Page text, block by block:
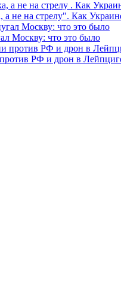
а не на стрелу". Как
Москву: что это было
РФ и дрон в